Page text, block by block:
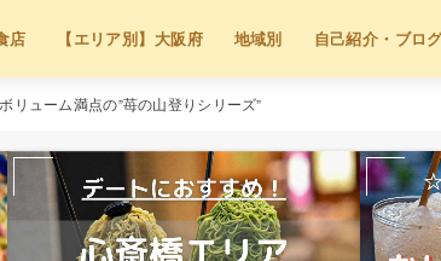
店 【エリア別】大阪府 地域別 自己紹介・ブロ
リューム満点の”苺の山登りシリーズ”